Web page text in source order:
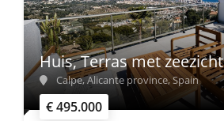
€ 495.000
Huis, Terras met zeezicht
Calpe, Alicante province, Spain